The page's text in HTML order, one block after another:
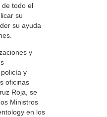
de todo el
su
su ayuda
y
y
oficinas
Roja, se
Ministros
en los